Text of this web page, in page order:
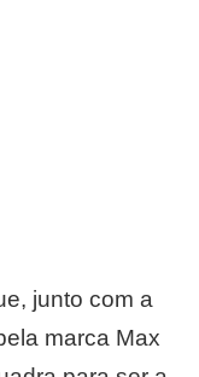
junto com a
marca Max